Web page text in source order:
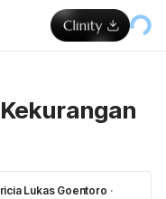
Lukas Goentoro ·